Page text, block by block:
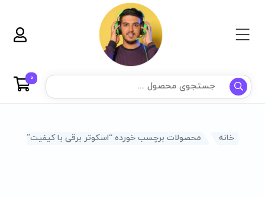
0
خانه محصولات برچسب خورده “اسکوتر برقی با کیفیت”